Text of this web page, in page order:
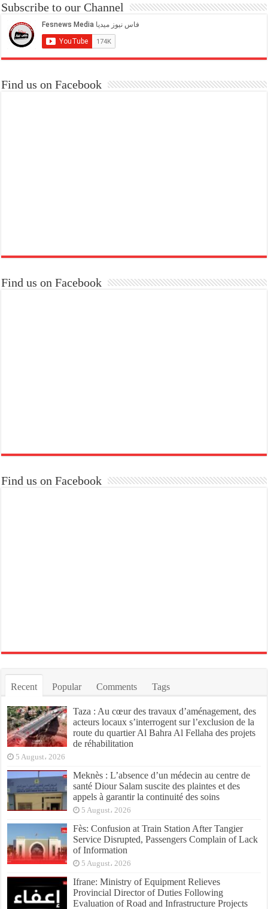
Subscribe to our Channel
Find us on Facebook
Find us on Facebook
Find us on Facebook
Recent Popular Comments Tags
Taza : Au cœur des travaux d’aménagement, des
acteurs locaux s’interrogent sur l’exclusion de la
route du quartier Al Bahra Al Fellaha des projets
de réhabilitation
5 August، 2026
Meknès : L’absence d’un médecin au centre de
santé Diour Salam suscite des plaintes et des
appels à garantir la continuité des soins
5 August، 2026
Fès: Confusion at Train Station After Tangier
Service Disrupted, Passengers Complain of Lack
of Information
5 August، 2026
Ifrane: Ministry of Equipment Relieves
Provincial Director of Duties Following
Evaluation of Road and Infrastructure Projects